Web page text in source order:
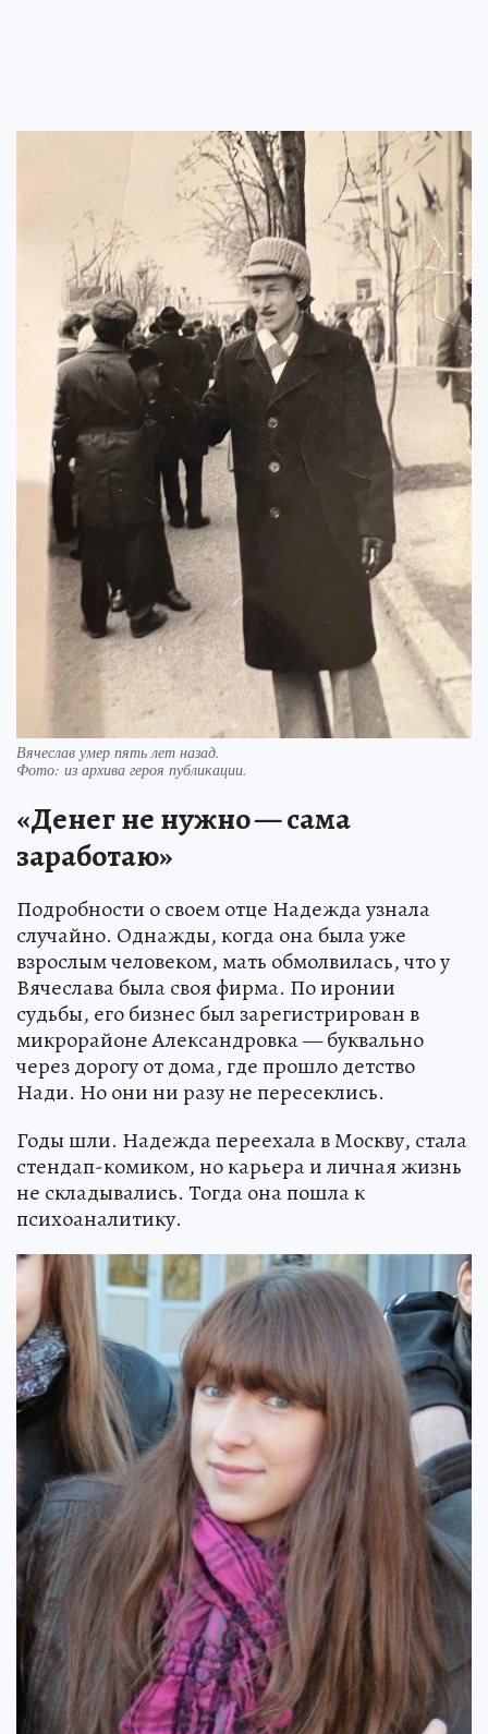
Вячеслав умер пять лет назад.
Фото: из архива героя публикации.
«Денег не нужно — сама
заработаю»
Подробности о своем отце Надежда узнала
случайно. Однажды, когда она была уже
взрослым человеком, мать обмолвилась, что у
Вячеслава была своя фирма. По иронии
судьбы, его бизнес был зарегистрирован в
микрорайоне Александровка — буквально
через дорогу от дома, где прошло детство
Нади. Но они ни разу не пересеклись.
Годы шли. Надежда переехала в Москву, стала
стендап-комиком, но карьера и личная жизнь
не складывались. Тогда она пошла к
психоаналитику.